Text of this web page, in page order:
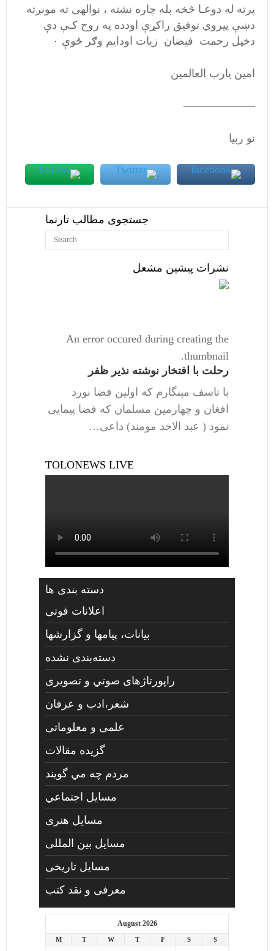
پرته له دوعـا څخه بله چاره نشته ، نوالهی ته مونږته
دښې پیروي توفیق راکړې اودده په روح کـې دې
دخپل رحمت فیضان زیات اودایم وګر ځوې ۰
امین یارب العالمین
——————–
نو ربیا
جستجوی مطالب تارنما
نشرات پیشین مشعل
An error occured during creating the
thumbnail.
رحلت با افتخار نوشته نذیر ظفر
با تاسف مینگارم که اولین فضا نورد
افغان و چهارمین مسلمان که فضا پیمایی
نمود ( عبد الاحد مومند) داعی…
TOLONEWS LIVE
دسته بندی ها
اعلانات فوتی
بیانات، پیامها و گزارشها
دسته‌بندی نشده
راپورتاژهای صوتي و تصويری
شعر،ادب و عرفان
علمی و معلوماتی
گزیده مقالات
مردم چه مي گويند
مسايل اجتماعي
مسايل هنری
مسایل بین المللی
مسایل تاریخی
معرفی و نقد کتب
August 2026
M T W T F S
S